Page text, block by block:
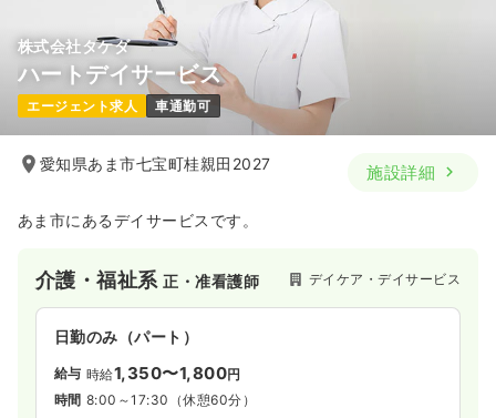
株式会社タケダ
ハートデイサービス
エージェント求人 車通勤可
愛知県あま市七宝町桂親田2027 施設詳細
あま市にあるデイサービスです。
介護・福祉系正・准看護師 デイケア・デイサービス
日勤のみ（パート）
給与 時給1,350〜1,800円
時間 8:00～17:30 （休憩60分）